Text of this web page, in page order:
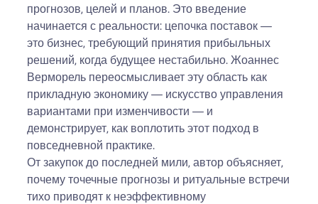
прогнозов, целей и планов. Это введение
начинается с реальности: цепочка поставок —
это бизнес, требующий принятия прибыльных
решений, когда будущее нестабильно. Жоаннес
Верморель переосмысливает эту область как
прикладную экономику — искусство управления
вариантами при изменчивости — и
демонстрирует, как воплотить этот подход в
повседневной практике.
От закупок до последней мили, автор объясняет,
почему точечные прогнозы и ритуальные встречи
тихо приводят к неэффективному